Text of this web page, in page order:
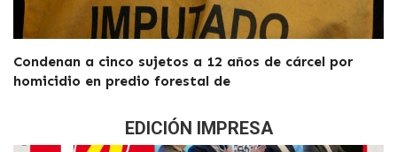
Condenan a cinco sujetos a 12 años de cárcel por
homicidio en predio forestal de
EDICIÓN IMPRESA